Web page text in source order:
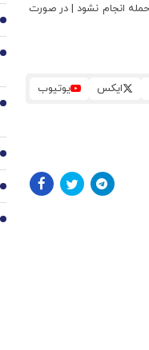
حمله انجام نشود | در صورت
ایکس یوتیوب
5
6
7
8
9
10